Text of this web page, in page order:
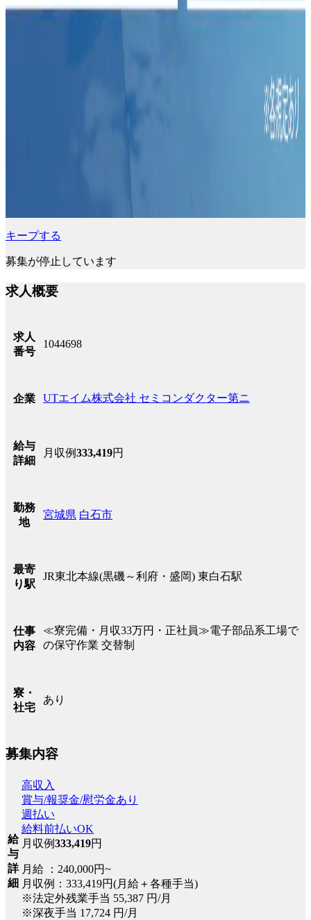
キープする
募集が停止しています
求人概要
求人
番号
1044698
企業 UTエイム株式会社 セミコンダクター第ニ
給与
詳細
月収例333,419円
勤務
地
宮城県 白石市
最寄
り駅
JR東北本線(黒磯～利府・盛岡) 東白石駅
仕事
内容
≪寮完備・月収33万円・正社員≫電子部品系工場で
の保守作業 交替制
寮・
社宅
あり
募集内容
給
与
詳
細
高収入
賞与/報奨金/慰労金あり
週払い
給料前払いOK
月収例333,419円
月給 ：240,000円~
月収例：333,419円(月給＋各種手当)
※法定外残業手当 55,387 円/月
※深夜手当 17,724 円/月